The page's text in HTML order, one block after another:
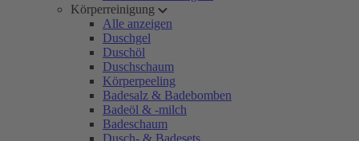
Körperreinigung
Alle anzeigen
Duschgel
Duschöl
Duschschaum
Körperpeeling
Badesalz & Badebomben
Badeöl & -milch
Badeschaum
Dusch- & Badesets